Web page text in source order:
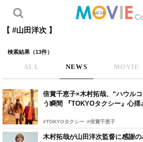
【 #山田洋次 】
検索結果（13件）
ALL NEWS MOVIE
倍賞千恵子×木村拓哉、“ハウル
う瞬間 『TOKYOタクシー』心揺
#TOKYOタクシー #倍賞千恵子
木村拓哉が山田洋次監督に感謝